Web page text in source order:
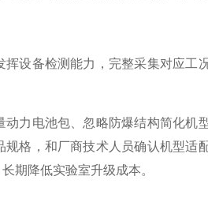
设备检测能力，完整采集对应工
力电池包、忽略防爆结构简化机
格，和厂商技术人员确认机型适
期降低实验室升级成本。